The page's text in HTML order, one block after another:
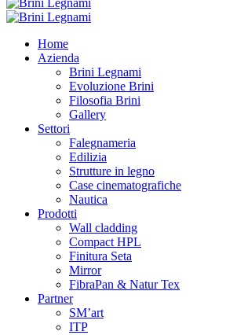
Home
Azienda
Brini Legnami
Evoluzione Brini
Filosofia Brini
Gallery
Settori
Falegnameria
Edilizia
Strutture in legno
Case cinematografiche
Nautica
Prodotti
Wall cladding
Compact HPL
Finitura Seta
Mirror
FibraPan & Natur Tex
Partner
SM’art
ITP